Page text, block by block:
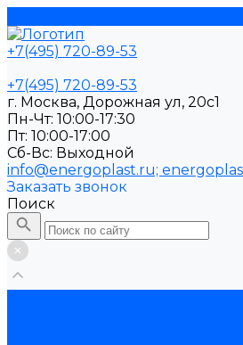
+7(495) 720-89-53
+7(495) 720-89-53
г. Москва, Дорожная ул, 20с1
Пн-Чт: 10:00-17:30
Пт: 10:00-17:00
Cб-Вс: Выходной
info@energoplast.ru;
Заказать звонок
Поиск